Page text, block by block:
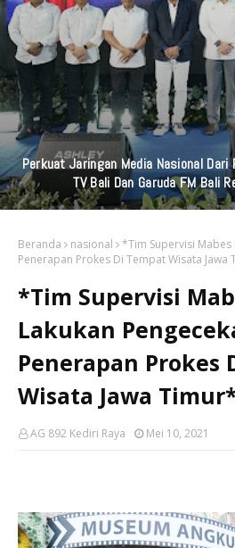
Perkuat Jaringan Media Nasional Dari
TV Bali Dan Garuda FM Bali
Beranda nasional
*Tim Supervisi Mabes
Penerapan Prokes Di Tempat Wisata Jawa
*Tim Supervisi
Lakukan
Penerapan Prokes
Wisata Jawa
AG 892 Kediri Raya Mei 10, 2021